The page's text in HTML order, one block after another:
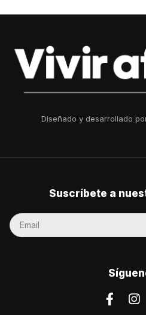
Diseñado y desarrollado
Suscríbete a